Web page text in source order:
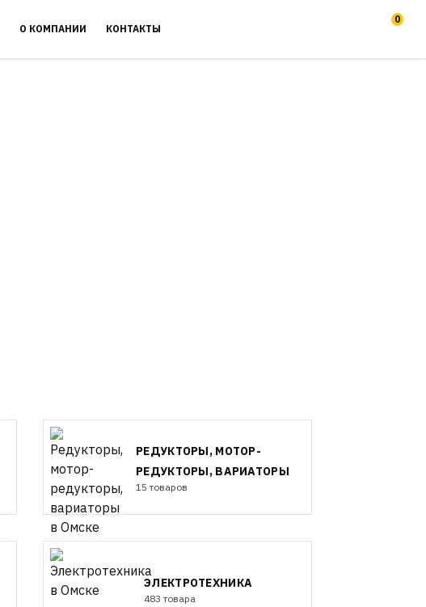
О КОМПАНИИ КОНТАКТЫ
0
РЕДУКТОРЫ, МОТОР-
РЕДУКТОРЫ, ВАРИАТОРЫ
15 товаров
ЭЛЕКТРОТЕХНИКА
483 товара